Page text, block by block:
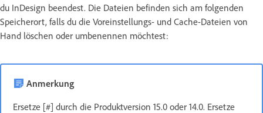
du InDesign beendest. Die Dateien befinden sich am folgenden
Speicherort, falls du die Voreinstellungs- und Cache-Dateien von
Hand löschen oder umbenennen möchtest:
Anmerkung
Ersetze [#] durch die Produktversion 15.0 oder 14.0. Ersetze